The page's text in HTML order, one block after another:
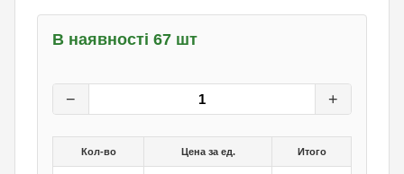
В наявності 67 шт
− +
Кол-во Цена за ед. Итого